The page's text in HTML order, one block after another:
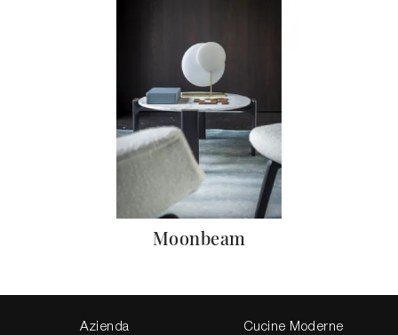
Moonbeam
Azienda
Cucine Moderne